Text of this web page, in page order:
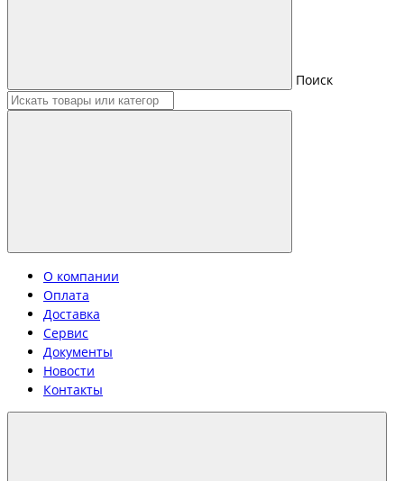
Поиск
О компании
Оплата
Доставка
Сервис
Документы
Новости
Контакты